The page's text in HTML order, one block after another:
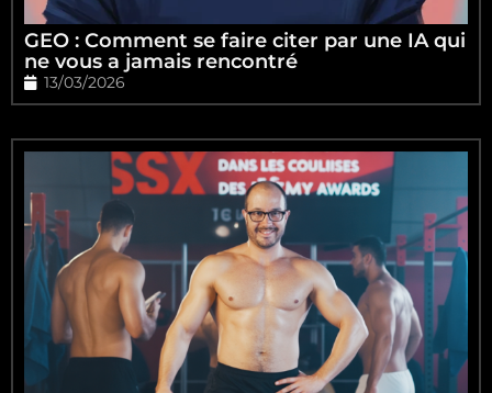
GEO : Comment se faire citer par une IA qui
ne vous a jamais rencontré
13/03/2026